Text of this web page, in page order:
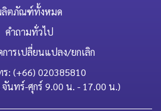
ลิตภัณฑ์ทั้งหมด
คำถามทั่วไป
ารเปลี่ยนแปลง/ยกเลิก
ร: (+66) 020385810
จันทร์-ศุกร์ 9.00 น. - 17.00 น.)